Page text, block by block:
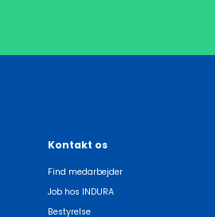
Kontakt os
Find medarbejder
Job hos INDURA
Bestyrelse